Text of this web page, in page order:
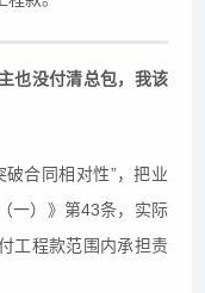
也没付清总包，我该
合同相对性”，把业
一）》第43条，实际
工程款范围内承担责